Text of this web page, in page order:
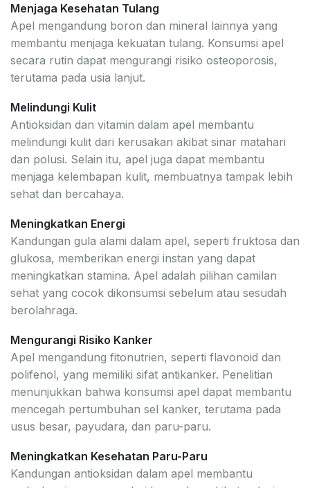
Menjaga Kesehatan Tulang
Apel mengandung boron dan mineral lainnya yang
membantu menjaga kekuatan tulang. Konsumsi apel
secara rutin dapat mengurangi risiko osteoporosis,
terutama pada usia lanjut.
Melindungi Kulit
Antioksidan dan vitamin dalam apel membantu
melindungi kulit dari kerusakan akibat sinar matahari
dan polusi. Selain itu, apel juga dapat membantu
menjaga kelembapan kulit, membuatnya tampak lebih
sehat dan bercahaya.
Meningkatkan Energi
Kandungan gula alami dalam apel, seperti fruktosa dan
glukosa, memberikan energi instan yang dapat
meningkatkan stamina. Apel adalah pilihan camilan
sehat yang cocok dikonsumsi sebelum atau sesudah
berolahraga.
Mengurangi Risiko Kanker
Apel mengandung fitonutrien, seperti flavonoid dan
polifenol, yang memiliki sifat antikanker. Penelitian
menunjukkan bahwa konsumsi apel dapat membantu
mencegah pertumbuhan sel kanker, terutama pada
usus besar, payudara, dan paru-paru.
Meningkatkan Kesehatan Paru-Paru
Kandungan antioksidan dalam apel membantu